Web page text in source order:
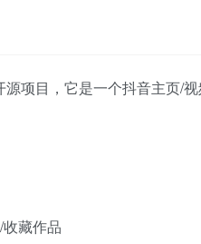
项目，它是一个抖音主页/
藏作品